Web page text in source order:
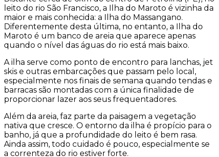
leito do rio São Francisco, a Ilha do Maroto é vizinha da
maior e mais conhecida: a Ilha do Massangano.
Diferentemente desta última, no entanto, a Ilha do
Maroto é um banco de areia que aparece apenas
quando o nível das águas do rio está mais baixo.
A ilha serve como ponto de encontro para lanchas, jet
skis e outras embarcações que passam pelo local,
especialmente nos finais de semana quando tendas e
barracas são montadas com a única finalidade de
proporcionar lazer aos seus frequentadores.
Além da areia, faz parte da paisagem a vegetação
nativa que cresce. O entorno da ilha é propício para o
banho, já que a profundidade do leito é bem rasa.
Ainda assim, todo cuidado é pouco, especialmente se
a correnteza do rio estiver forte.